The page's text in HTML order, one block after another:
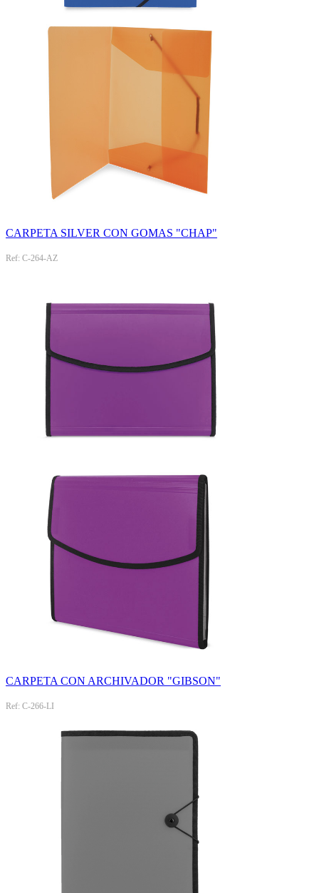
CARPETA SILVER CON GOMAS "CHAP"
Ref: C-264-AZ
CARPETA CON ARCHIVADOR "GIBSON"
Ref: C-266-LI